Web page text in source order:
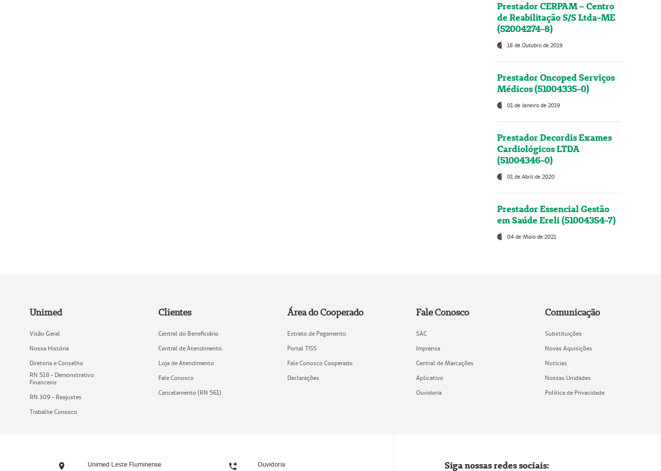
Prestador CERPAM – Centro
de Reabilitação S/S Ltda-ME
(52004274-8)
18 de Outubro de 2019
Prestador Oncoped Serviços
Médicos (51004335-0)
01 de Janeiro de 2019
Prestador Decordis Exames
Cardiológicos LTDA
(51004346-0)
01 de Abril de 2020
Prestador Essencial Gestão
em Saúde Ereli (51004354-7)
04 de Maio de 2021
Unimed
Visão Geral
Nossa História
Diretoria e Conselho
RN 518 - Demonstrativo
Financeiro
RN 309 - Reajustes
Trabalhe Conosco
Clientes
Central do Beneficiário
Central de Atendimento
Loja de Atendimento
Fale Conosco
Cancelamento (RN 561)
Área do Cooperado
Extrato de Pagamento
Portal TISS
Fale Conosco Cooperado
Declarações
Fale Conosco
SAC
Imprensa
Central de Marcações
Aplicativo
Ouvidoria
Comunicação
Substituições
Novas Aquisições
Notícias
Nossas Unidades
Política de Privacidade
Unimed Leste Fluminense Ouvidoria Siga nossas redes sociais: